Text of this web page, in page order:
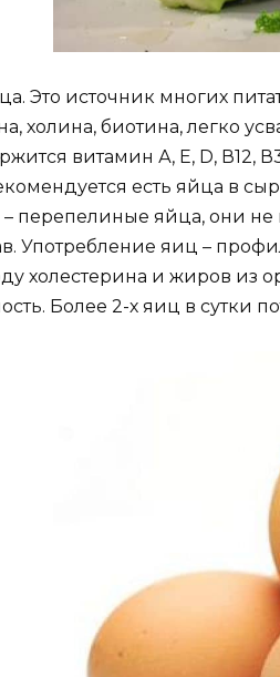
Это источник многих
холина, биотина, легко
витамин А, Е, D, В12,
есть яйца в
– перепелиные яйца, они
Употребление яиц –
холестерина и жиров из
Более 2-х яиц в сутки